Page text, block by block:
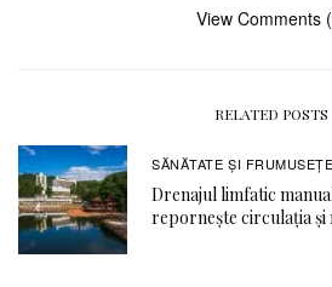
View Comments
RELATED POSTS
SĂNĂTATE ŞI FRUMUSEȚE
Drenajul limfatic
repornește circulația și